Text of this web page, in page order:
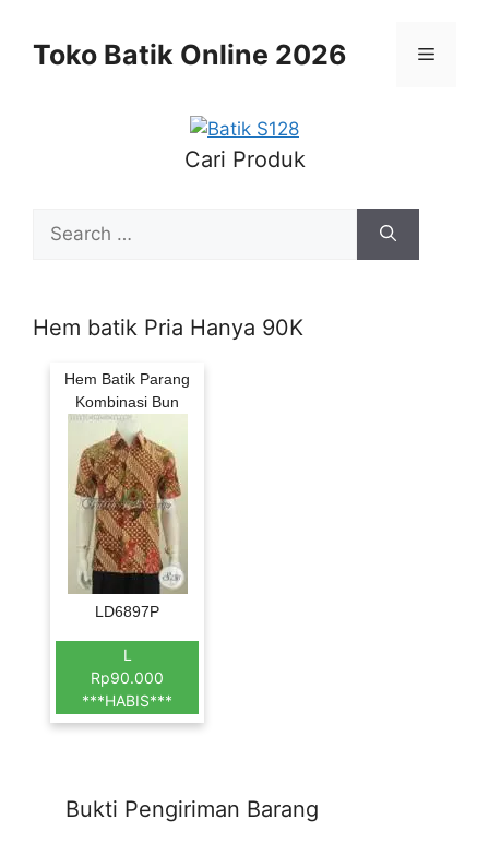
contentToko Batik Online 2026 Menu
Cari Produk
for:
Hem batik Pria Hanya 90K
Hem Batik Parang
Kombinasi Bun
LD6897P
L
Rp90.000
***HABIS***
Bukti Pengiriman Barang